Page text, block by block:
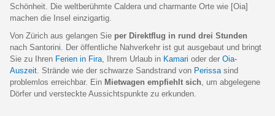
Schönheit. Die weltberühmte Caldera und charmante Orte wie [Oia]
machen die Insel einzigartig.
Von Zürich aus gelangen Sie per Direktflug in rund drei Stunden
nach Santorini. Der öffentliche Nahverkehr ist gut ausgebaut und bringt
Sie zu Ihren Ferien in Fira, Ihrem Urlaub in Kamari oder der Oia-
Auszeit. Strände wie der schwarze Sandstrand von Perissasind
problemlos erreichbar. Ein Mietwagen empfiehlt sich, um abgelegene
Dörfer und versteckte Aussichtspunkte zu erkunden.